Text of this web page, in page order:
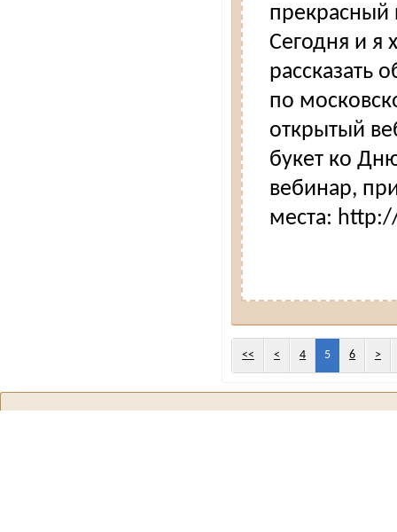
прекрасный
Сегодня и я
рассказать
по
открытый
букет ко
вебинар,
места:
<< < 4 5 6 >